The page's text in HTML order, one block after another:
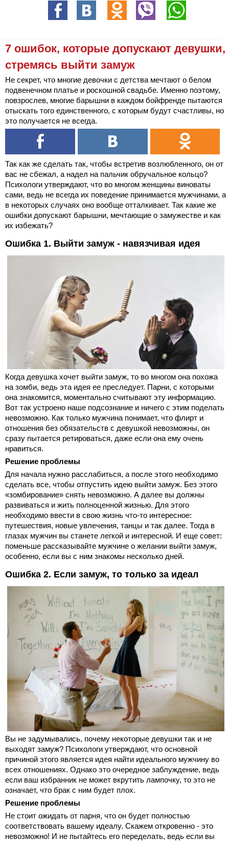
7 ошибок, которые допускают девушки,
стремясь выйти замуж
Не секрет, что многие девочки с детства мечтают о белом
подвенечном платье и роскошной свадьбе. Именно поэтому,
повзрослев, многие барышни в каждом бойфренде пытаются
отыскать того единственного, с которым будут счастливы, но
это получается не всегда.
Так как же сделать так, чтобы встретив возлюбленного, он от
вас не сбежал, а надел на пальчик обручальное кольцо?
Психологи утверждают, что во многом женщины виноваты
сами, ведь не всегда их поведение принимается мужчинами, а
в некоторых случаях оно вообще отталкивает. Так какие же
ошибки допускают барышни, мечтающие о замужестве и как
их избежать?
Ошибка 1. Выйти замуж - навязчивая идея
Когда девушка хочет выйти замуж, то во многом она похожа
на зомби, ведь эта идея ее преследует. Парни, с которыми
она знакомится, моментально считывают эту информацию.
Вот так устроено наше подсознание и ничего с этим поделать
невозможно. Как только мужчина понимает, что флирт и
отношения без обязательств с девушкой невозможны, он
сразу пытается ретироваться, даже если она ему очень
нравиться.
Решение проблемы
Для начала нужно расслабиться, а после этого необходимо
сделать все, чтобы отпустить идею выйти замуж. Без этого
«зомбирование» снять невозможно. А далее вы должны
развиваться и жить полноценной жизнью. Для этого
необходимо ввести в свою жизнь что-то интересное:
путешествия, новые увлечения, танцы и так далее. Тогда в
глазах мужчин вы станете легкой и интересной. И еще совет:
поменьше рассказывайте мужчине о желании выйти замуж,
особенно, если вы с ним знакомы несколько дней.
Ошибка 2. Если замуж, то только за идеал
Вы не задумывались, почему некоторые девушки так и не
выходят замуж? Психологи утверждают, что основной
причиной этого является идея найти идеального мужчину во
всех отношениях. Однако это очередное заблуждение, ведь
если ваш избранник не может вкрутить лампочку, то это не
означает, что брак с ним будет плох.
Решение проблемы
Не стоит ожидать от парня, что он будет полностью
соответствовать вашему идеалу. Скажем откровенно - это
невозможно! И не пытайтесь его переделать, ведь если вы